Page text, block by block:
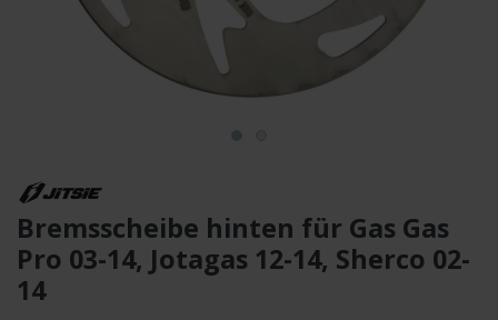
Bremsscheibe hinten für Gas Gas
Pro 03-14, Jotagas 12-14, Sherco 02-
14